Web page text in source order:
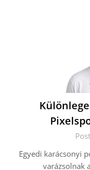
Egyedi karácsonyi
varázsolnak